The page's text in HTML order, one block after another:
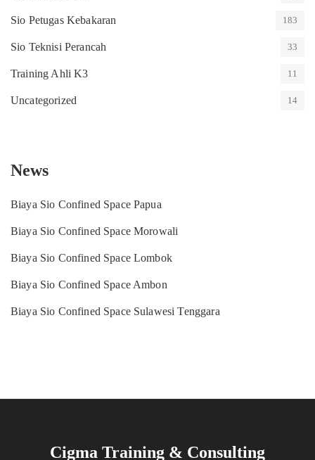
Sio Petugas Kebakaran 183
Sio Teknisi Perancah 33
Training Ahli K3 11
Uncategorized 14
News
Biaya Sio Confined Space Papua
Biaya Sio Confined Space Morowali
Biaya Sio Confined Space Lombok
Biaya Sio Confined Space Ambon
Biaya Sio Confined Space Sulawesi Tenggara
Cigma Training & Consulting